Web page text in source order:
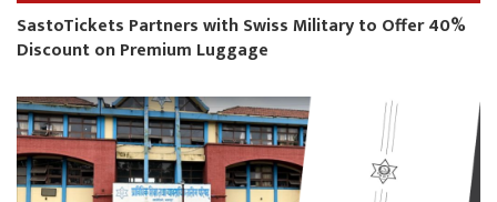
SastoTickets Partners with Swiss Military to Offer 40%
Discount on Premium Luggage